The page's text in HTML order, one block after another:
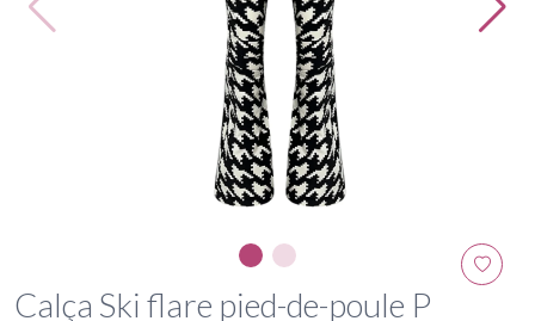
Calça Ski flare pied-de-poule P